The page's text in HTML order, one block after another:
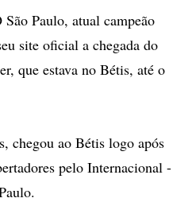
Paulo, atual campeão
site oficial a chegada do
que estava no Bétis, até o
chegou ao Bétis logo após
pelo Internacional -